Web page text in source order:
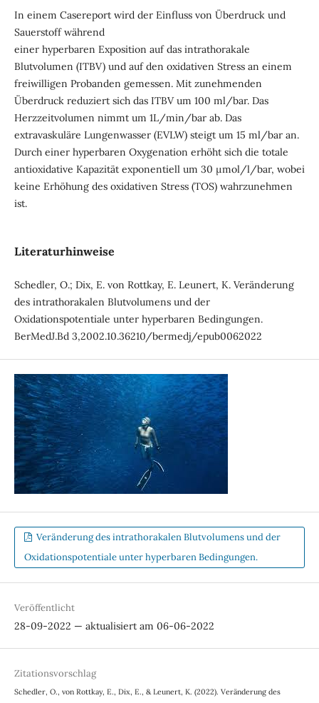
In einem Casereport wird der Einfluss von Überdruck und
Sauerstoff während
einer hyperbaren Exposition auf das intrathorakale
Blutvolumen (ITBV) und auf den oxidativen Stress an einem
freiwilligen Probanden gemessen. Mit zunehmenden
Überdruck reduziert sich das ITBV um 100 ml/bar. Das
Herzzeitvolumen nimmt um 1L/min/bar ab. Das
extravaskuläre Lungenwasser (EVLW) steigt um 15 ml/bar an.
Durch einer hyperbaren Oxygenation erhöht sich die totale
antioxidative Kapazität exponentiell um 30 µmol/l/bar, wobei
keine Erhöhung des oxidativen Stress (TOS) wahrzunehmen
ist.
Literaturhinweise
Schedler, O.; Dix, E. von Rottkay, E. Leunert, K. Veränderung
des intrathorakalen Blutvolumens und der
Oxidationspotentiale unter hyperbaren Bedingungen.
BerMedJ.Bd 3,2002.10.36210/bermedj/epub0062022
Veränderung des intrathorakalen Blutvolumens und der
Oxidationspotentiale unter hyperbaren Bedingungen.
Veröffentlicht
28-09-2022 — aktualisiert am 06-06-2022
Zitationsvorschlag
Schedler, O., von Rottkay, E., Dix, E., & Leunert, K. (2022). Veränderung des